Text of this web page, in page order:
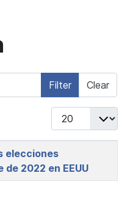
Filter Clear
Display #
elecciones
2022 en EEUU